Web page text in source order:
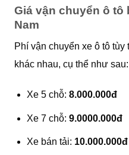
Giá vận chuyển ô
Nam
Phí vận chuyển xe ô tô
khác nhau, cụ thể như sau:
Xe 5 chỗ: 8.000.000đ
Xe 7 chỗ: 9.0000.000đ
Xe bán tải: 10.000.000đ